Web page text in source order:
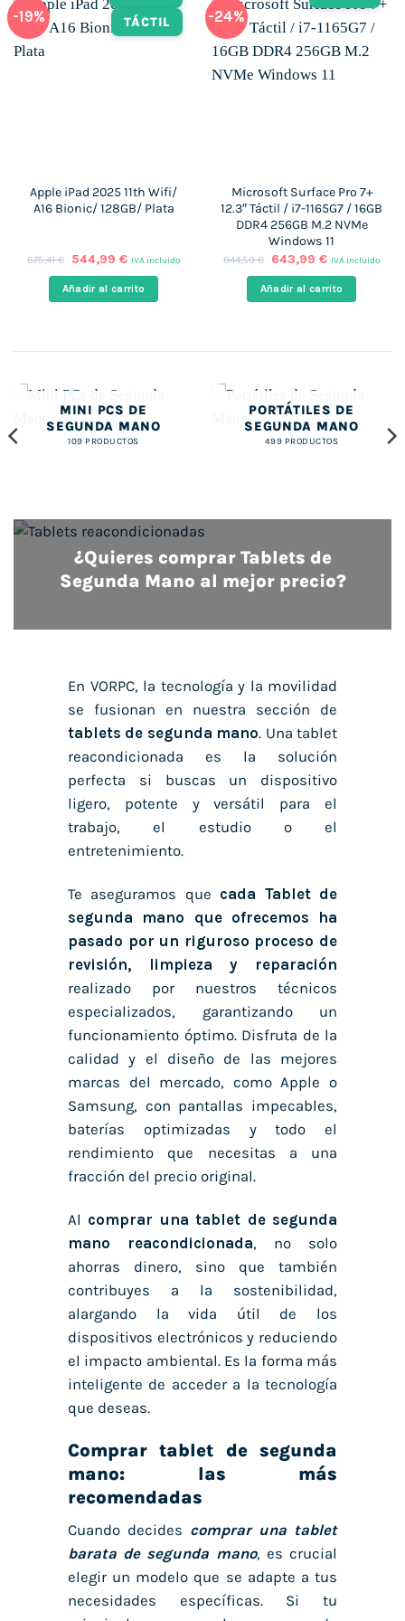
-19%
TÁCTIL
Apple iPad 2025 11th Wifi/
A16 Bionic/ 128GB/ Plata
675,41€
El
original
era:
544,99 €El
actual
es:
IVA incluido
Añadir al carrito
-24%
Microsoft Surface Pro 7+
12.3″ Táctil / i7-1165G7 / 16GB
DDR4 256GB M.2 NVMe
Windows 11
844,59€
El
original
era:
643,99 €El
actual
es:
IVA incluido
Añadir al carrito
MINI PCS DE
SEGUNDA MANO
109 PRODUCTOS
PORTÁTILES DE
SEGUNDA MANO
499 PRODUCTOS
¿Quieres comprar Tablets de
Segunda Mano al mejor precio?
En VORPC, la tecnología y la movilidad
se fusionan en nuestra sección de
tablets de segunda mano. Una tablet
reacondicionada es la solución
perfecta si buscas un dispositivo
ligero, potente y versátil para el
trabajo, el estudio o el
entretenimiento.
Te aseguramos que cada Tablet de
segunda mano que ofrecemos ha
pasado por un riguroso proceso de
revisión, limpieza y reparación
realizado por nuestros técnicos
especializados, garantizando un
funcionamiento óptimo. Disfruta de la
calidad y el diseño de las mejores
marcas del mercado, como Apple o
Samsung, con pantallas impecables,
baterías optimizadas y todo el
rendimiento que necesitas a una
fracción del precio original.
Al comprar una tablet de segunda
mano reacondicionada, no solo
ahorras dinero, sino que también
contribuyes a la sostenibilidad,
alargando la vida útil de los
dispositivos electrónicos y reduciendo
el impacto ambiental. Es la forma más
inteligente de acceder a la tecnología
que deseas.
Comprar tablet de segunda
mano: las más
recomendadas
Cuando decides comprar una tablet
barata de segunda mano, es crucial
elegir un modelo que se adapte a tus
necesidades específicas. Si tu